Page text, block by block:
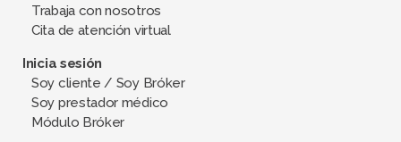
Trabaja con nosotros
Cita de atención virtual
Inicia sesión
Soy cliente / Soy Bróker
Soy prestador médico
Módulo Bróker